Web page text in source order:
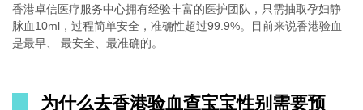
香港卓信医疗服务中心拥有经验丰富的医护团队，只需抽取孕妇静
脉血10ml，过程简单安全，准确性超过99.9%。目前来说香港验血
是最早、 最安全、最准确的。
为什么去香港验血查宝宝性别需要预